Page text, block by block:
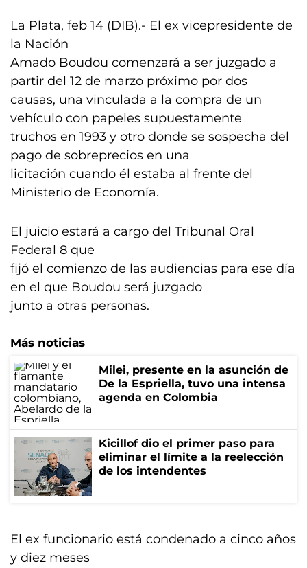
La Plata, feb 14 (DIB).- El ex vicepresidente de
la Nación
Amado Boudou comenzará a ser juzgado a
partir del 12 de marzo próximo por dos
causas, una vinculada a la compra de un
vehículo con papeles supuestamente
truchos en 1993 y otro donde se sospecha del
pago de sobreprecios en una
licitación cuando él estaba al frente del
Ministerio de Economía.
El juicio estará a cargo del Tribunal Oral
Federal 8 que
fijó el comienzo de las audiencias para ese día
en el que Boudou será juzgado
junto a otras personas.
Más noticias
Milei, presente en la asunción de
De la Espriella, tuvo una intensa
agenda en Colombia
Kicillof dio el primer paso para
eliminar el límite a la reelección
de los intendentes
El ex funcionario está condenado a cinco años
y diez meses